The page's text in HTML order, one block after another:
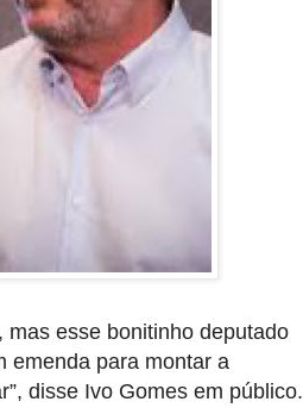
mas esse bonitinho deputado
emenda para montar a
disse Ivo Gomes em público.